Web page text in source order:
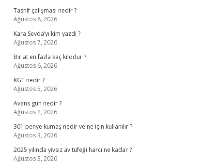
Tasnif çalışması nedir ?
Ağustos 8, 2026
Kara Sevda’yı kim yazdı ?
Ağustos 7, 2026
Bir at en fazla kaç kilodur ?
Ağustos 6, 2026
KGT nedir ?
Ağustos 5, 2026
Avans gün nedir ?
Ağustos 4, 2026
301 penye kumaş nedir ve ne için kullanılır ?
Ağustos 3, 2026
2025 yılında yivsiz av tüfeği harcı ne kadar ?
Ağustos 3, 2026